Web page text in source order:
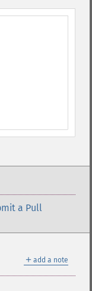
a Pull
＋ add a note